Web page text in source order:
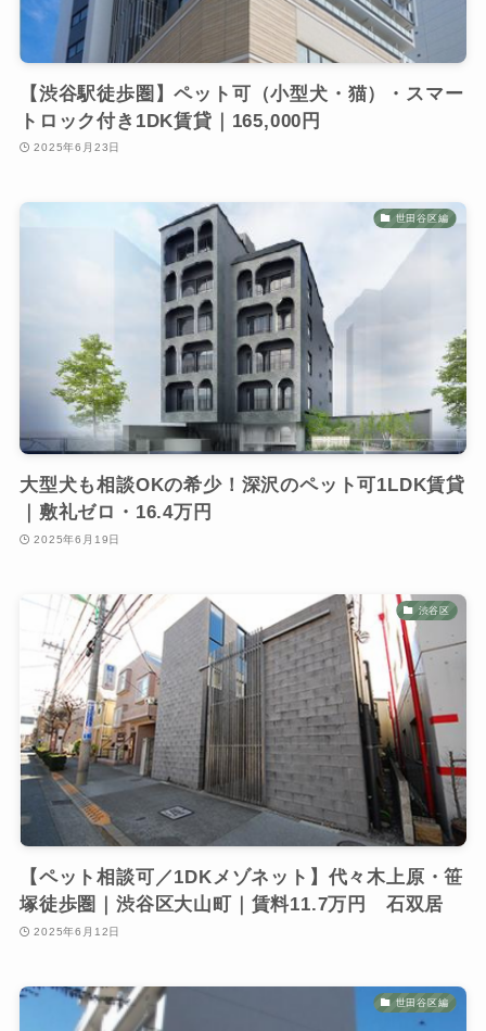
【渋谷駅徒歩圏】ペット可（小型犬・猫）・スマー
トロック付き1DK賃貸｜165,000円
2025年6月23日
世田谷区編
大型犬も相談OKの希少！深沢のペット可1LDK賃貸
｜敷礼ゼロ・16.4万円
2025年6月19日
渋谷区
【ペット相談可／1DKメゾネット】代々木上原・笹
塚徒歩圏｜渋谷区大山町｜賃料11.7万円 石双居
2025年6月12日
世田谷区編